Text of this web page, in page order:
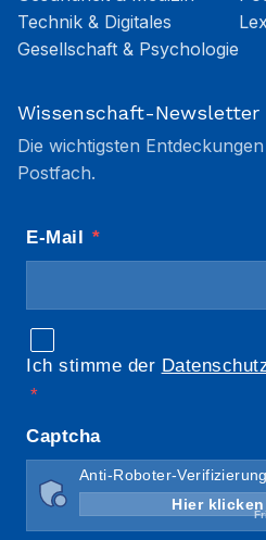
Technik & Digitales
Gesellschaft & Psychologie
Wissenschaft-Newsletter
Die wichtigsten
Postfach.